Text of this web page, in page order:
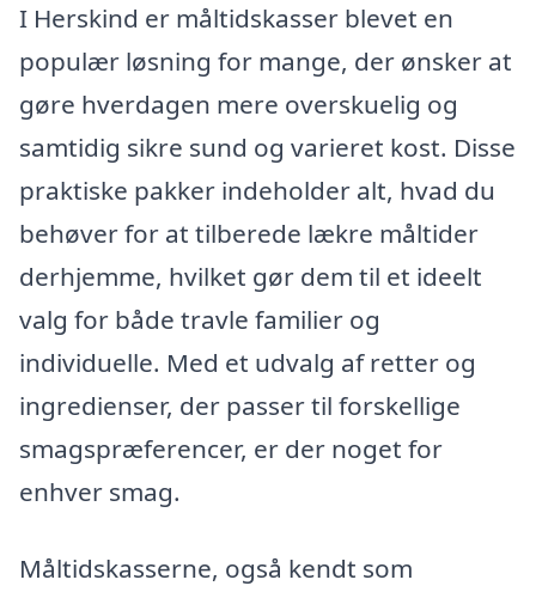
I Herskind er måltidskasser blevet en
populær løsning for mange, der ønsker at
gøre hverdagen mere overskuelig og
samtidig sikre sund og varieret kost. Disse
praktiske pakker indeholder alt, hvad du
behøver for at tilberede lækre måltider
derhjemme, hvilket gør dem til et ideelt
valg for både travle familier og
individuelle. Med et udvalg af retter og
ingredienser, der passer til forskellige
smagspræferencer, er der noget for
enhver smag.
Måltidskasserne, også kendt som